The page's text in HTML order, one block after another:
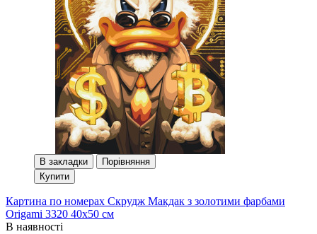
В закладки
Порівняння
Купити
Картина по номерах Скрудж Макдак з золотими фарбами
Origami 3320 40x50 см
В наявності